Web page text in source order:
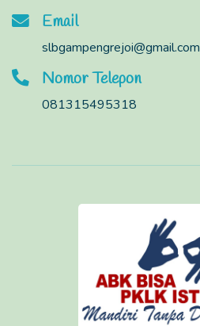
Email
slbgampengrejoi@gmail.com
Nomor Telepon
081315495318